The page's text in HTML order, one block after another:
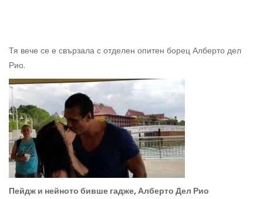
Тя вече се е свързала с отделен опитен борец Алберто дел
Рио.
Пейдж и нейното бивше гадже, Алберто Дел Рио